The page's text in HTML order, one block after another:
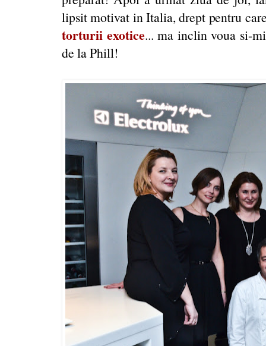
lipsit motivat in Italia, drept pentru
torturii exotice... ma inclin voua si-
de la Phill!